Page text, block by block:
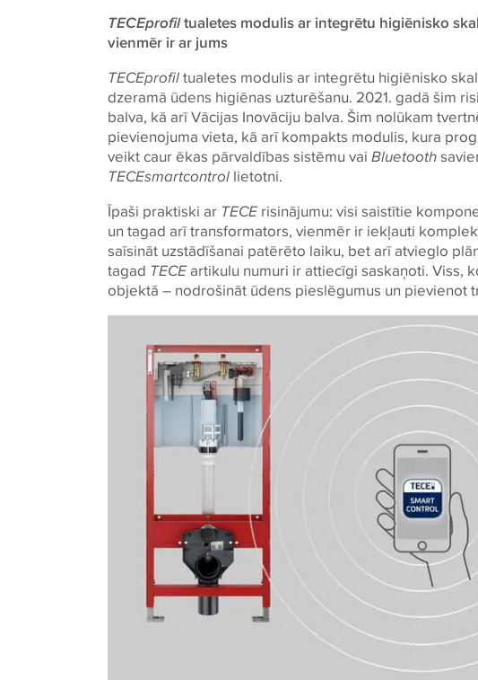
TECEprofiltualetes modulis ar integrētu higiēnisko
vienmēr ir ar jums
TECEprofiltualetes modulis ar integrētu higiēnisko
dzeramā ūdens higiēnas uzturēšanu. 2021. gadā šim
balva, kā arī Vācijas Inovāciju balva. Šim nolūkam
pievienojuma vieta, kā arī kompakts modulis, kura
veikt caur ēkas pārvaldības sistēmu vai Bluetooth
TECEsmartcontrol lietotni.
Īpaši praktiski ar TECErisinājumu: visi saistītie
un tagad arī transformators, vienmēr ir iekļauti
saīsināt uzstādīšanai patērēto laiku, bet arī atvieglo
tagad TECEartikulu numuri ir attiecīgi saskaņoti. Viss,
objektā – nodrošināt ūdens pieslēgumus un pievienot